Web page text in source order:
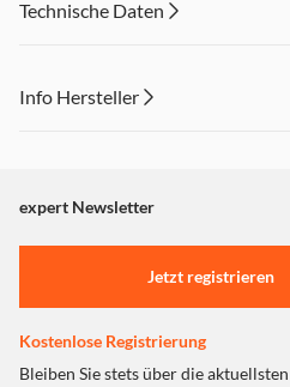
Ultra 3D SSD stoß- und
Einrichtung, inkl. Klonsoftware
und leise Arbeitsmaschinen
Technische Daten
Info Hersteller
"Marketing".
Einstellungen anpassen
expert Newsletter
Jetzt registrieren
Kostenlose Registrierung
Bleiben Sie stets über die